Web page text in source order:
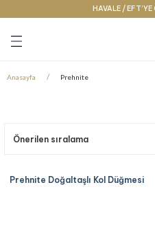
HAVALE /
Geri Dön
Geri Dön
Geri Dön
Anasayfa Prehnite
Prehnite Doğaltaşlı Kol Düğmesi